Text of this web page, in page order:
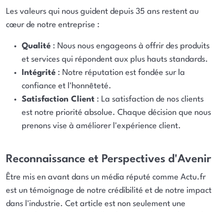
Les valeurs qui nous guident depuis 35 ans restent au
cœur de notre entreprise :
Qualité : Nous nous engageons à offrir des produits
et services qui répondent aux plus hauts standards.
Intégrité : Notre réputation est fondée sur la
confiance et l'honnêteté.
Satisfaction Client : La satisfaction de nos clients
est notre priorité absolue. Chaque décision que nous
prenons vise à améliorer l'expérience client.
Reconnaissance et Perspectives d'Avenir
Être mis en avant dans un média réputé comme Actu.fr
est un témoignage de notre crédibilité et de notre impact
dans l'industrie. Cet article est non seulement une